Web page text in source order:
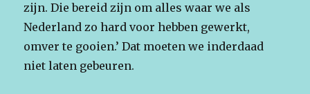
zijn. Die bereid zijn om alles waar we als
Nederland zo hard voor hebben gewerkt,
omver te gooien.’ Dat moeten we inderdaad
niet laten gebeuren.